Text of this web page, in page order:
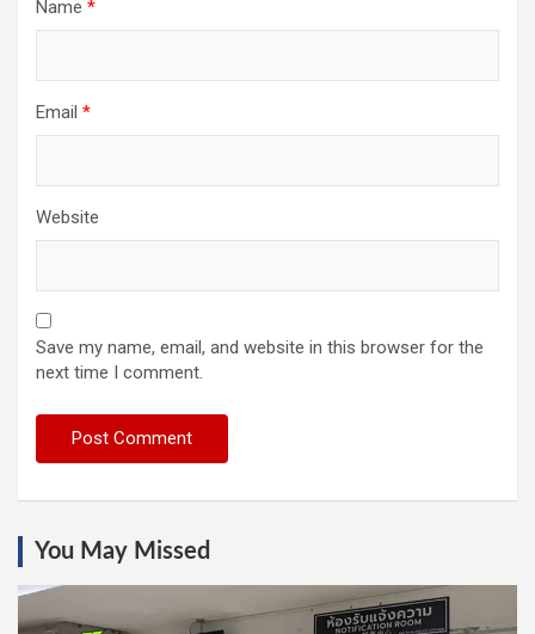
Name *
Email *
Website
Save my name, email, and website in this browser for the
next time I comment.
You May Missed